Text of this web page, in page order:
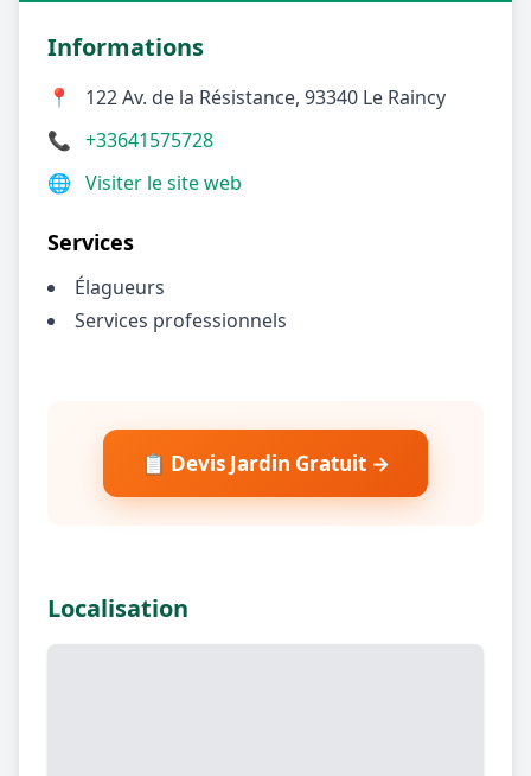
Informations
📍
122 Av. de la Résistance, 93340 Le Raincy
📞 +33641575728
🌐 Visiter le site web
Services
Élagueurs
Services professionnels
📋 Devis Jardin Gratuit →
Localisation